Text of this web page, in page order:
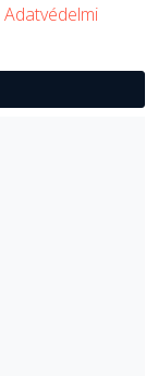
Adatvédelmi